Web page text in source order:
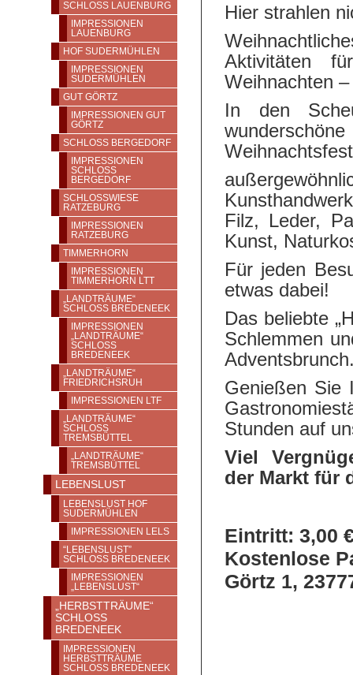
SCHLOSS LAUENBURG
IMPRESSIONEN
LAUENBURG
HOF SUDERMÜHLEN
IMPRESSIONEN
SUDERMÜHLEN
GUT GÖRTZ
IMPRESSIONEN GUT
GÖRTZ
SCHLOSS BERGEDORF
IMPRESSIONEN
SCHLOSS
BERGEDORF
SCHLOSSWIESE
RATZEBURG
IMPRESSIONEN
RATZEBURG
TIMMERHORN
IMPRESSIONEN
TIMMERHORN LTT
„LANDTRÄUME“
SCHLOSS BREDENEEK
IMPRESSIONEN
„LANDTRÄUME“
SCHLOSS
BREDENEEK
„LANDTRÄUME“
FRIEDRICHSRUH
IMPRESSIONEN LTF
„LANDTRÄUME“
SCHLOSS T
REMSBÜTTEL
„LANDTRÄUME“
TREMSBÜTTEL
LEBENSLUST
LEBENSLUST HOF
SUDERMÜHLEN
IMPRESSIONEN LELS
“LEBENSLUST”
SCHLOSS BREDENEEK
IMPRESSIONEN
„LEBENSLUST“
„HERBSTTRÄUME“
SCHLOSS
BREDENEEK
IMPRESSIONEN
HERBSTTRÄUME
SCHLOSS BREDENEEK
Hier strahlen
Aktivitäten
Weihnachten
In den
Filz, Leder,
Kunst,
Für jeden
etwas dabei!
Das beliebte
Schlemmen
Genießen Sie
Stunden auf
Viel
der Markt für
Eintritt: 3,00
Kostenlose
Görtz 1,